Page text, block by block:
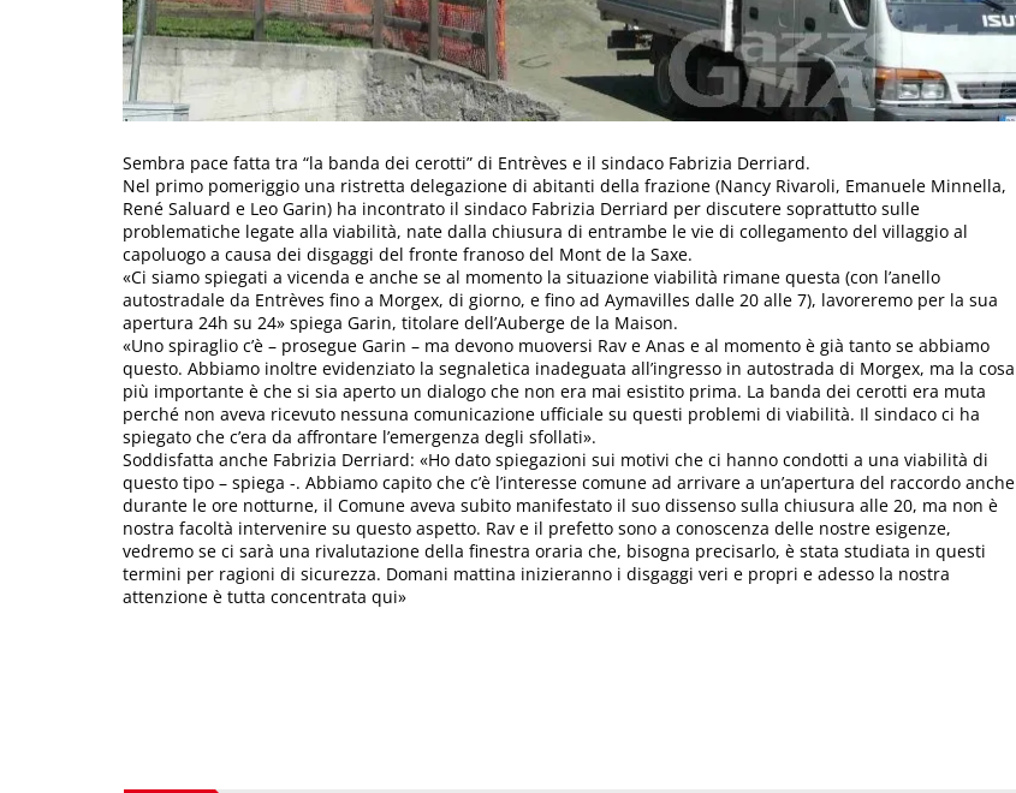
Sembra pace fatta tra “la banda dei cerotti” di Entrèves e il sindaco Fabrizia Derriard.
Nel primo pomeriggio una ristretta delegazione di abitanti della frazione (Nancy Rivaroli, Emanuele Minnella,
René Saluard e Leo Garin) ha incontrato il sindaco Fabrizia Derriard per discutere soprattutto sulle
problematiche legate alla viabilità, nate dalla chiusura di entrambe le vie di collegamento del villaggio al
capoluogo a causa dei disgaggi del fronte franoso del Mont de la Saxe.
«Ci siamo spiegati a vicenda e anche se al momento la situazione viabilità rimane questa (con l’anello
autostradale da Entrèves fino a Morgex, di giorno, e fino ad Aymavilles dalle 20 alle 7), lavoreremo per la sua
apertura 24h su 24» spiega Garin, titolare dell’Auberge de la Maison.
«Uno spiraglio c’è – prosegue Garin – ma devono muoversi Rav e Anas e al momento è già tanto se abbiamo
questo. Abbiamo inoltre evidenziato la segnaletica inadeguata all’ingresso in autostrada di Morgex, ma la cosa
più importante è che si sia aperto un dialogo che non era mai esistito prima. La banda dei cerotti era muta
perché non aveva ricevuto nessuna comunicazione ufficiale su questi problemi di viabilità. Il sindaco ci ha
spiegato che c’era da affrontare l’emergenza degli sfollati».
Soddisfatta anche Fabrizia Derriard: «Ho dato spiegazioni sui motivi che ci hanno condotti a una viabilità di
questo tipo – spiega -. Abbiamo capito che c’è l’interesse comune ad arrivare a un’apertura del raccordo anche
durante le ore notturne, il Comune aveva subito manifestato il suo dissenso sulla chiusura alle 20, ma non è
nostra facoltà intervenire su questo aspetto. Rav e il prefetto sono a conoscenza delle nostre esigenze,
vedremo se ci sarà una rivalutazione della finestra oraria che, bisogna precisarlo, è stata studiata in questi
termini per ragioni di sicurezza. Domani mattina inizieranno i disgaggi veri e propri e adesso la nostra
attenzione è tutta concentrata qui»